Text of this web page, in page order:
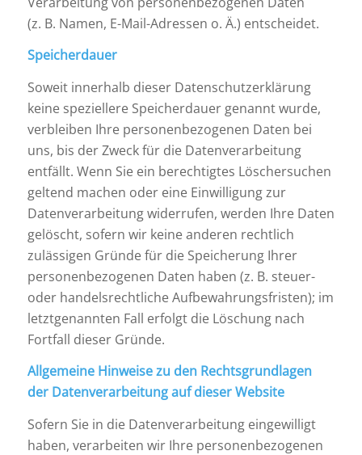
(z. B. Namen, E-Mail-Adressen o. Ä.) entscheidet.
Speicherdauer
Soweit innerhalb dieser Datenschutzerklärung
keine speziellere Speicherdauer genannt wurde,
verbleiben Ihre personenbezogenen Daten bei
uns, bis der Zweck für die Datenverarbeitung
entfällt. Wenn Sie ein berechtigtes Löschersuchen
geltend machen oder eine Einwilligung zur
Datenverarbeitung widerrufen, werden Ihre Daten
gelöscht, sofern wir keine anderen rechtlich
zulässigen Gründe für die Speicherung Ihrer
personenbezogenen Daten haben (z. B. steuer-
oder handelsrechtliche Aufbewahrungsfristen); im
letztgenannten Fall erfolgt die Löschung nach
Fortfall dieser Gründe.
Allgemeine Hinweise zu den Rechtsgrundlagen
der Datenverarbeitung auf dieser Website
Sofern Sie in die Datenverarbeitung eingewilligt
haben, verarbeiten wir Ihre personenbezogenen